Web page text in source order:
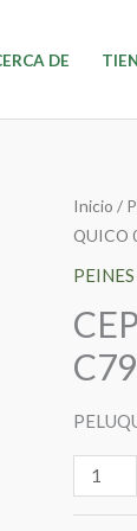
DE
Inicio /
QUICO
C7938
QUICO
25
cantidad